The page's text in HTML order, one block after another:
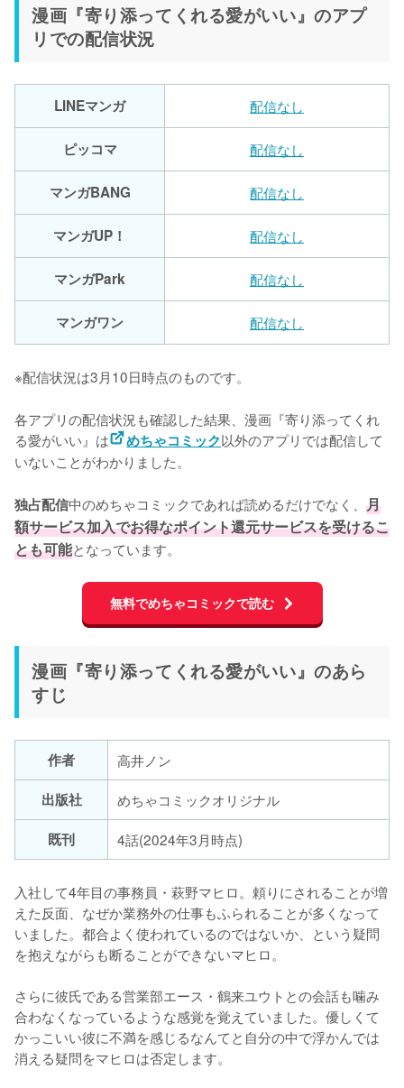
漫画『寄り添ってくれる愛がいい』のアプ
リでの配信状況
LINEマンガ 配信なし
ピッコマ 配信なし
マンガBANG 配信なし
マンガUP！ 配信なし
マンガPark 配信なし
マンガワン 配信なし
※配信状況は3月10日時点のものです。
各アプリの配信状況も確認した結果、漫画『寄り添ってくれ
る愛がいい』は
めちゃコミック以外のアプリでは配信して
いないことがわかりました。
独占配信中のめちゃコミックであれば読めるだけでなく、 月
額サービス加入でお得なポイント還元サービスを受けるこ
とも可能となっています。
無料でめちゃコミックで読む
漫画『寄り添ってくれる愛がいい』のあら
すじ
作者
高井ノン
出版社
めちゃコミックオリジナル
既刊
4話(2024年3月時点)
入社して4年目の事務員・萩野マヒロ。頼りにされることが増
えた反面、なぜか業務外の仕事もふられることが多くなって
いました。都合よく使われているのではないか、という疑問
を抱えながらも断ることができないマヒロ。
さらに彼氏である営業部エース・鶴来ユウトとの会話も噛み
合わなくなっているような感覚を覚えていました。優しくて
かっこいい彼に不満を感じるなんてと自分の中で浮かんでは
消える疑問をマヒロは否定します。